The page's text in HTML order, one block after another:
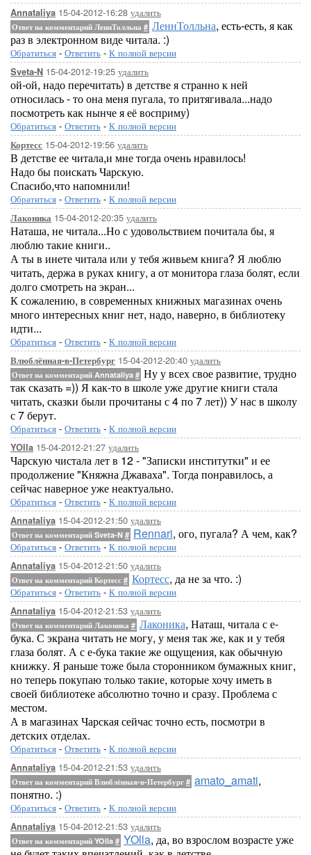
Annataliya 15-04-2012-16:28 удалить
Ответ на комментарий ЛеннТолльна # ЛеннТолльна, есть-есть, я как
раз в электронном виде читала. :)
Обратиться - Ответить - К полной версии
Sveta-N 15-04-2012-19:25 удалить
ой-ой, надо перечитать) в детстве я странно к ней
относилась - то она меня пугала, то притягивала...надо
посмотреть как нынче я её восприму)
Обратиться - Ответить - К полной версии
Кортесс 15-04-2012-19:56 удалить
В детстве ее читала,и мне тогда очень нравилось!
Надо бы поискать Чарскую.
Спасибо,что напомнили!
Обратиться - Ответить - К полной версии
Лаконика 15-04-2012-20:35 удалить
Наташа, не читала...Но с удовольствием почитала бы, я
люблю такие книги..
А ты в инете читала или у тебя живьем книга? Я люблю
читать, держа в руках книгу, а от монитора глаза болят, если
долго смотреть на экран...
К сожалению, в современных книжных магазинах очень
много интересных книг нет, надо, наверно, в библиотеку
идти...
Обратиться - Ответить - К полной версии
Влюблённая-в-Петербург 15-04-2012-20:40 удалить
Ответ на комментарий Annataliya # Ну у всех свое развитие, трудно
так сказать =)) Я как-то в школе уже другие книги стала
читать, сказки были прочитаны с 4 по 7 лет)) У нас в школу
с 7 берут.
Обратиться - Ответить - К полной версии
YOlla 15-04-2012-21:27 удалить
Чарскую чистала лет в 12 - "Записки институтки" и ее
продолжение "Княжна Джаваха". Тогда понравилось, а
сейчас наверное уже неактуально.
Обратиться - Ответить - К полной версии
Annataliya 15-04-2012-21:50 удалить
Ответ на комментарий Sveta-N # Rennari, ого, пугала? А чем, как?
Обратиться - Ответить - К полной версии
Annataliya 15-04-2012-21:50 удалить
Ответ на комментарий Кортесс # Кортесс, да не за что. :)
Обратиться - Ответить - К полной версии
Annataliya 15-04-2012-21:53 удалить
Ответ на комментарий Лаконика # Лаконика, Наташ, читала с е-
бука. С экрана читать не могу, у меня так же, как и у тебя
глаза болят. А с е-бука такие же ощущения, как обычную
книжку. Я раньше тоже была сторонником бумажных книг,
но теперь покупаю только такие, которые хочу иметь в
своей библиотеке абсолютно точно и сразу. Проблема с
местом.
А в магазинах Чарская сейчас точно есть, посмотри в
детских отделах.
Обратиться - Ответить - К полной версии
Annataliya 15-04-2012-21:53 удалить
Ответ на комментарий Влюблённая-в-Петербург # amato_amati,
понятно. :)
Обратиться - Ответить - К полной версии
Annataliya 15-04-2012-21:53 удалить
Ответ на комментарий YOlla # YOlla, да, во взрослом возрасте уже